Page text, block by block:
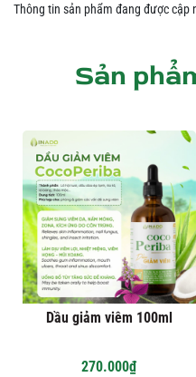
Thông tin sản phẩm đang được cập
Sản
Dầu giảm viêm 100ml
270.000₫